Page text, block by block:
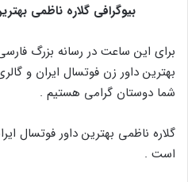
بیوگرافی گلاره ناظمی
برای این ساعت در رسانه بزرگ
بهترین داور زن فوتسال ایران و
شما دوستان گرامی هستیم .
است .